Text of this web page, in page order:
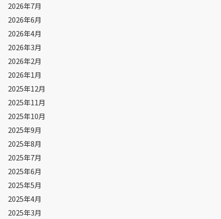
2026年7月
2026年6月
2026年4月
2026年3月
2026年2月
2026年1月
2025年12月
2025年11月
2025年10月
2025年9月
2025年8月
2025年7月
2025年6月
2025年5月
2025年4月
2025年3月